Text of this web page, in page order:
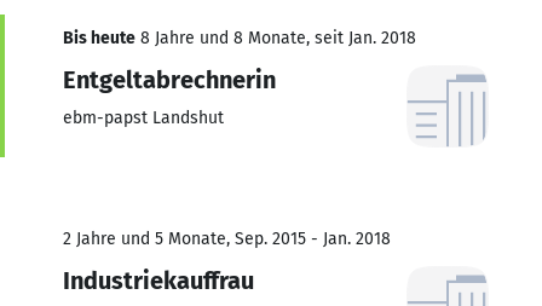
Bis heute 8 Jahre und 8 Monate, seit Jan. 2018
Entgeltabrechnerin
ebm-papst Landshut
2 Jahre und 5 Monate, Sep. 2015 - Jan. 2018
Industriekauffrau